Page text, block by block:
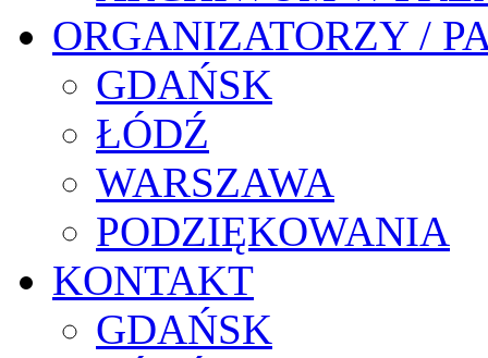
ORGANIZATORZY /
GDAŃSK
ŁÓDŹ
WARSZAWA
PODZIĘKOWANIA
KONTAKT
GDAŃSK